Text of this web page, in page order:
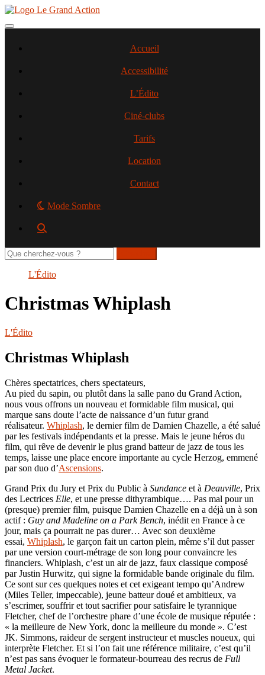
Aller
contenu
Toggle navigation
Accueil
Accessibilité
L’Édito
Ciné-clubs
Tarifs
Location
Contact
Mode Sombre
Rechercher
sur
L'Édito
Christmas Whiplash
L'Édito
Christmas Whiplash
Chères spectatrices, chers spectateurs,
Au pied du sapin, ou plutôt dans la salle pano du Grand Action,
nous vous offrons un nouveau et formidable film musical, qui
marque sans doute l’acte de naissance d’un futur grand
réalisateur. Whiplash, le dernier film de Damien Chazelle, a été salué
par les festivals indépendants et la presse. Mais le jeune héros du
film, qui rêve de devenir le plus grand batteur de jazz de tous les
temps, laisse une place encore importante au cycle Herzog, emmené
par son duo d’Ascensions.
Grand Prix du Jury et Prix du Public à Sundance et à Deauville, Prix
des Lectrices Elle, et une presse dithyrambique…. Pas mal pour un
(presque) premier film, puisque Damien Chazelle en a déjà un à son
actif : Guy and Madeline on a Park Bench, inédit en France à ce
jour, mais ça pourrait ne pas durer… Avec son deuxième
essai, Whiplash, le garçon fait un carton plein, même s’il dut passer
par une version court-métrage de son long pour convaincre les
financiers. Whiplash, c’est un air de jazz, faux classique composé
par Justin Hurwitz, qui signe la formidable bande originale du film.
Ce sont sur ces quelques notes et cet exigeant tempo qu’Andrew
(Miles Teller, impeccable), jeune batteur doué et ambitieux, va
s’escrimer, souffrir et tout sacrifier pour satisfaire le tyrannique
Fletcher, chef de l’orchestre phare d’une école de musique réputée :
« la meilleure de New York, donc la meilleure du monde ». C’est
JK. Simmons, raideur de sergent instructeur et muscles noueux, qui
interprète Fletcher. Et si l’on fait une référence militaire, c’est qu’il
n’est pas sans évoquer le formateur-bourreau des recrus de Full
Metal Jacket.